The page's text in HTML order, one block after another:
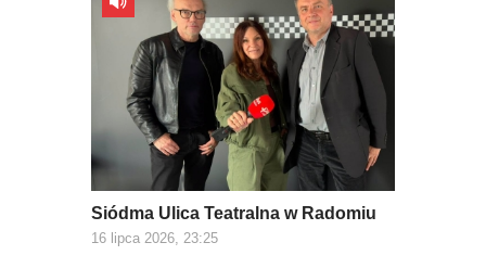
Siódma Ulica Teatralna w Radomiu
16 lipca 2026, 23:25